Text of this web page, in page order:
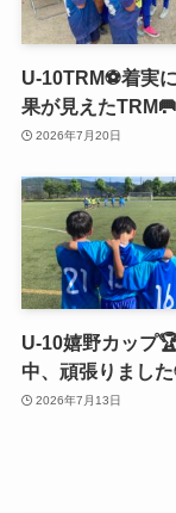
U-10TRM⚽️着実
果が見えたTRM🥅
2026年7月20日
U-10嬉野カップ
中、頑張りました
2026年7月13日